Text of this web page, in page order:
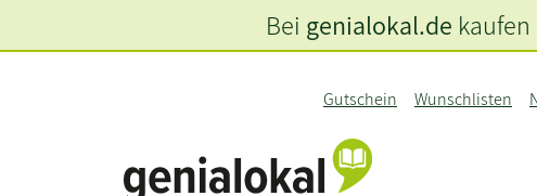
Gutschein Wunschlisten
Bei genialokal.de